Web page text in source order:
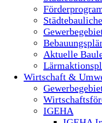
Aktuelle
Wirtschaft &
IGEHA